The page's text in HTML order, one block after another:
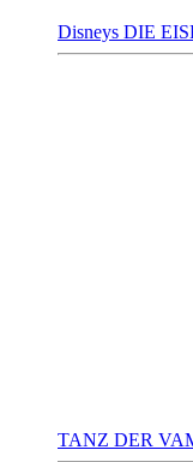
Disneys DIE
TANZ DER